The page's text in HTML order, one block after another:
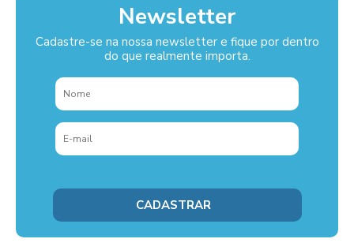
Newsletter
Cadastre-se na nossa newsletter e fique por dentro
do que realmente importa.